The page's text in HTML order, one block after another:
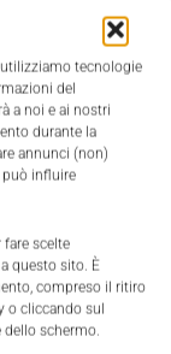
tecnologie
del
a noi e ai nostri
durante la
annunci (non)
può influire
scelte
questo sito. È
compreso il ritiro
o cliccando sul
dello schermo.
di misura
è quello
la garanzia ai
possibile.
diversi
una nuova
lesoluzioni in